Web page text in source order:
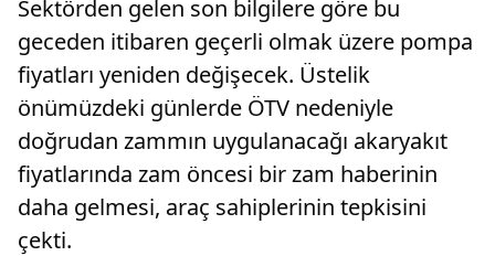
Sektörden gelen son bilgilere göre bu
geceden itibaren geçerli olmak üzere pompa
fiyatları yeniden değişecek. Üstelik
önümüzdeki günlerde ÖTV nedeniyle
doğrudan zammın uygulanacağı akaryakıt
fiyatlarında zam öncesi bir zam haberinin
daha gelmesi, araç sahiplerinin tepkisini
çekti.